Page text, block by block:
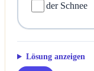
der Schnee
Lösung anzeigen